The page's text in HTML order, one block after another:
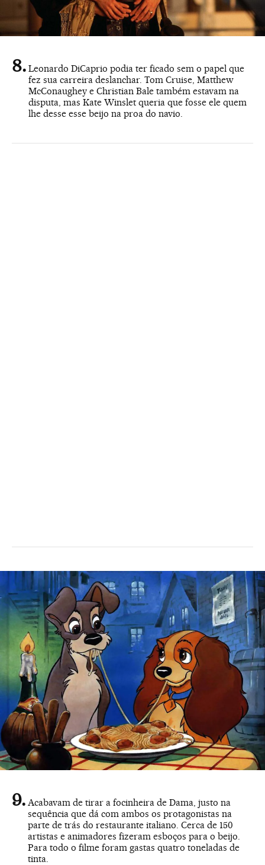
Leonardo DiCaprio podia ter ficado sem o papel que
fez sua carreira deslanchar. Tom Cruise, Matthew
McConaughey e Christian Bale também estavam na
disputa, mas Kate Winslet queria que fosse ele quem
lhe desse esse beijo na proa do navio.
Acabavam de tirar a focinheira de Dama, justo na
sequência que dá com ambos os protagonistas na
parte de trás do restaurante italiano. Cerca de 150
artistas e animadores fizeram esboços para o beijo.
Para todo o filme foram gastas quatro toneladas de
tinta.